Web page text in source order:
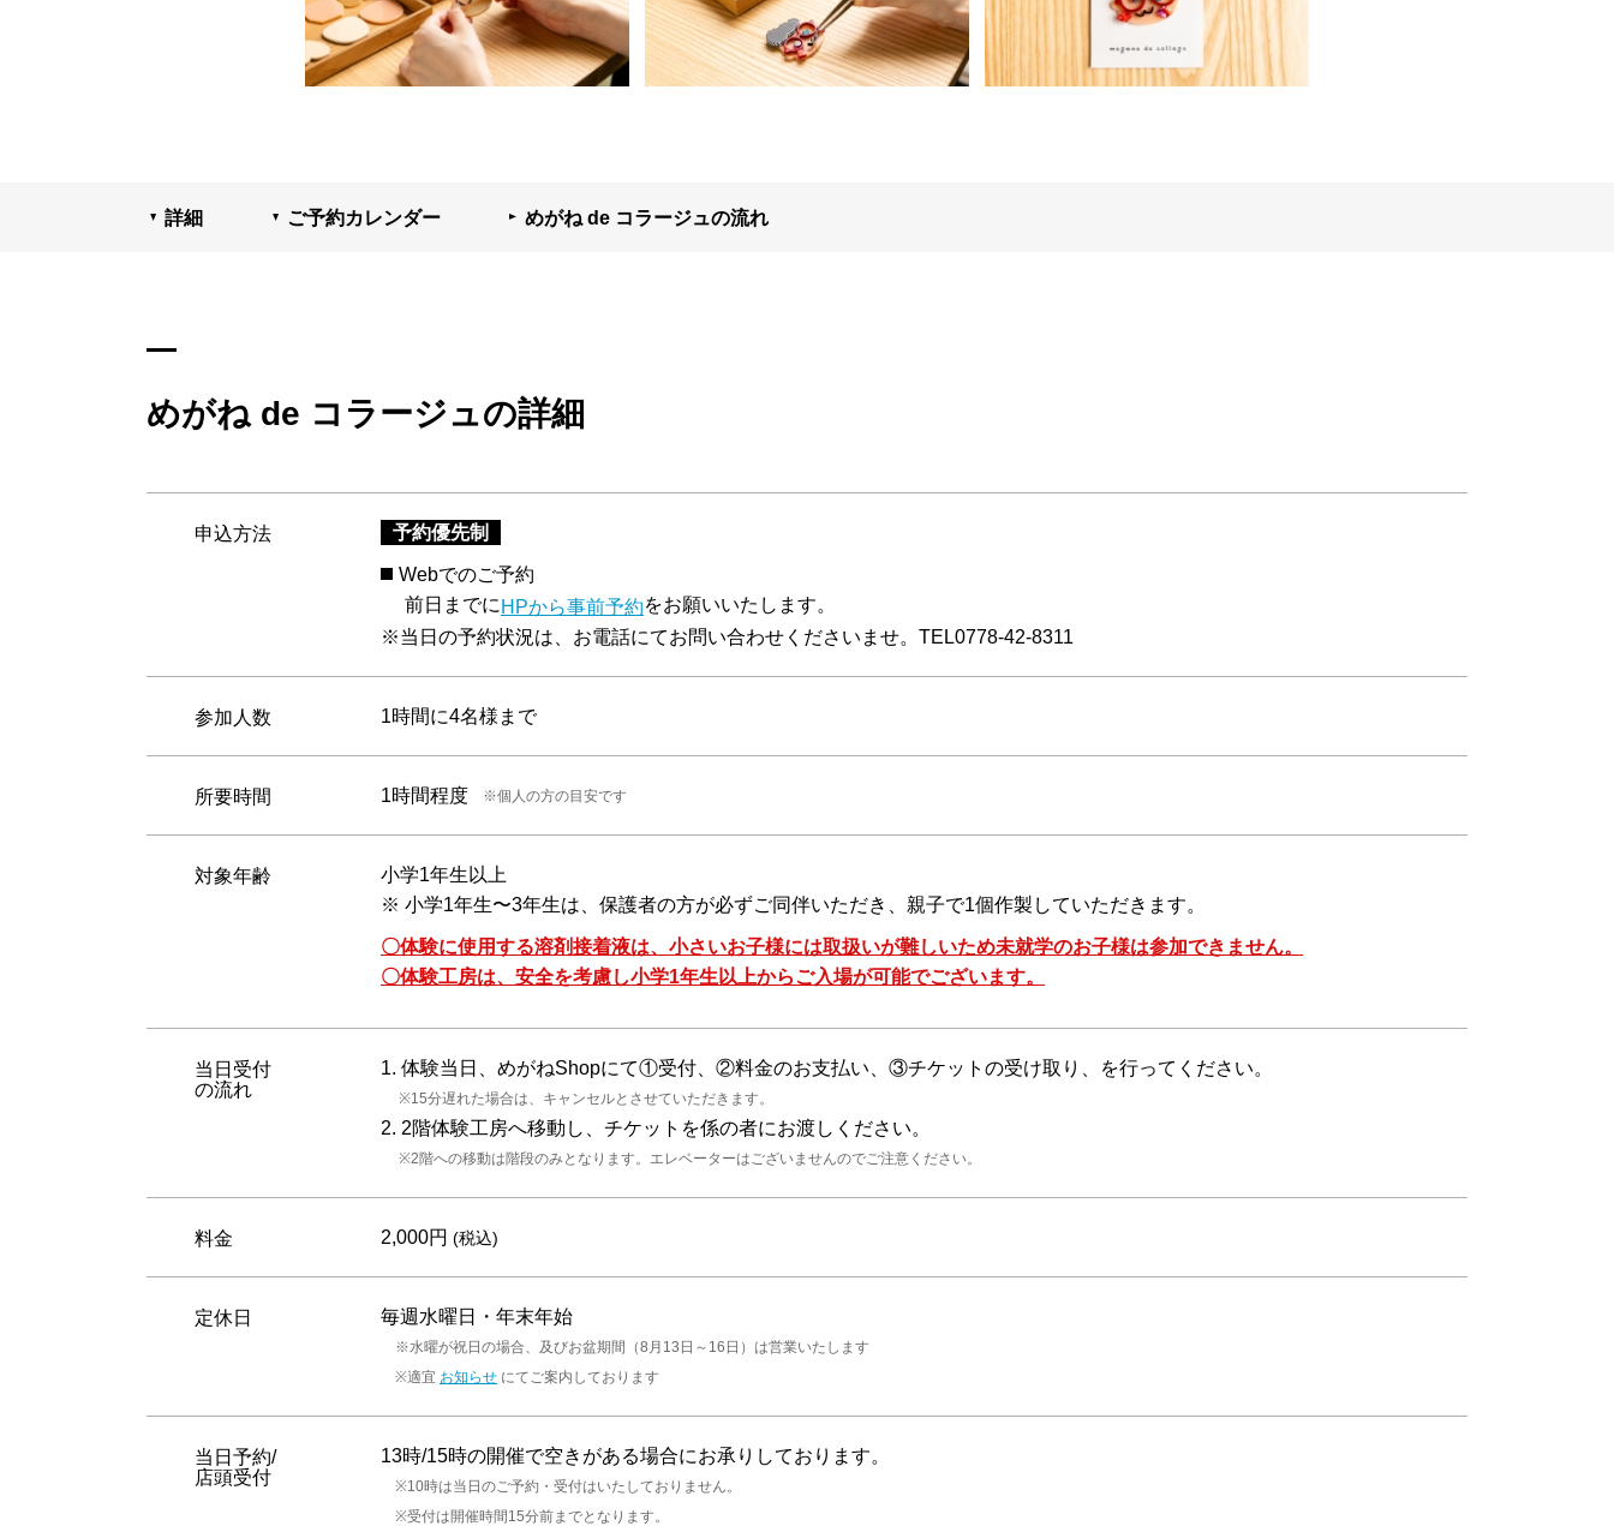
詳細 ご予約カレンダー めがね de コラージュの流れ
めがね de コラージュの詳細
申込方法 予約優先制
Webでのご予約
前日までに HPから事前予約をお願いいたします。
※当日の予約状況は、お電話にてお問い合わせくださいませ。TEL0778-42-8311
参加人数 1時間に4名様まで
所要時間 1時間程度 ※個人の方の目安です
対象年齢
小学1年生以上
※ 小学1年生〜3年生は、保護者の方が必ずご同伴いただき、親子で1個作製していただきます。
〇体験に使用する溶剤接着液は、小さいお子様には取扱いが難しいため未就学のお子様は参加できません。
〇体験工房は、安全を考慮し小学1年生以上からご入場が可能でございます。
当日受付
の流れ
1. 体験当日、めがねShopにて①受付、②料金のお支払い、③チケットの受け取り、を行ってください。
※15分遅れた場合は、キャンセルとさせていただきます。
2. 2階体験工房へ移動し、チケットを係の者にお渡しください。
※2階への移動は階段のみとなります。エレベーターはございませんのでご注意ください。
料金 2,000円 (税込)
定休日 毎週水曜日・年末年始
※水曜が祝日の場合、及びお盆期間（8月13日～16日）は営業いたします
※適宜 お知らせ にてご案内しております
当日予約/
店頭受付
13時/15時の開催で空きがある場合にお承りしております。
※10時は当日のご予約・受付はいたしておりません。
※受付は開催時間15分前までとなります。